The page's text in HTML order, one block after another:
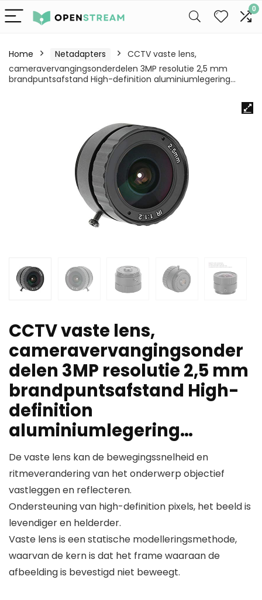
0
Home Netadapters
CCTV vaste lens,
cameravervangingsonderdelen 3MP resolutie 2,5 mm
brandpuntsafstand High-definition aluminiumlegering…
CCTV vaste lens,
cameravervangingsonder
delen 3MP resolutie 2,5 mm
brandpuntsafstand High-
definition
aluminiumlegering…
De vaste lens kan de bewegingssnelheid en
ritmeverandering van het onderwerp objectief
vastleggen en reflecteren.
Ondersteuning van high-definition pixels, het beeld is
levendiger en helderder.
Vaste lens is een statische modelleringsmethode,
waarvan de kern is dat het frame waaraan de
afbeelding is bevestigd niet beweegt.